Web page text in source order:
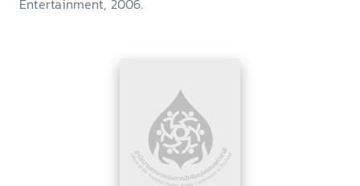
Entertainment, 2006.